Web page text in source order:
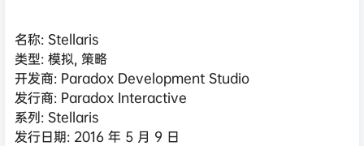
名称: Stellaris
类型: 模拟, 策略
开发商: Paradox Development Studio
发行商: Paradox Interactive
系列: Stellaris
发行日期: 2016 年 5 月 9 日